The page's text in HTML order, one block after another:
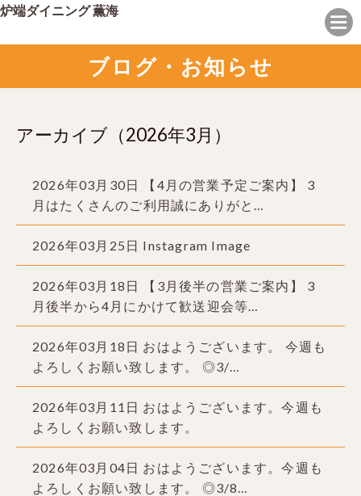
炉端ダイニング 薫海
ブログ・お知らせ
アーカイブ（2026年3月）
2026年03月30日
【4月の営業予定ご案内】 3
月はたくさんのご利用誠にありがと…
2026年03月25日 Instagram Image
2026年03月18日
【3月後半の営業ご案内】 3
月後半から4月にかけて歓送迎会等…
2026年03月18日 おはようございます。 今週も
よろしくお願い致します。 ◎3/…
2026年03月11日 おはようございます。今週も
よろしくお願い致します。
2026年03月04日 おはようございます。今週も
よろしくお願い致します。 ◎3/8…